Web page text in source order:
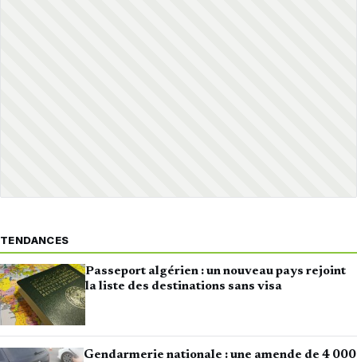
TENDANCES
Passeport algérien : un nouveau pays rejoint
la liste des destinations sans visa
Gendarmerie nationale : une amende de 4 000